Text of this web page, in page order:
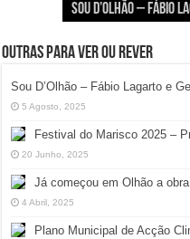
Sou D’Olhão – Fábio
Comida e Diversão à
Armona
na Ilha dos Hangares
Mais Um de Aventura
Outras para ver ou rever
Sou D’Olhão – Fábio Lagarto e
5 Agosto, 2025
Festival do Marisco 2025 –
20 Junho, 2025
Já começou em Olhão a
4 Abril, 2025
Plano Municipal de Acção